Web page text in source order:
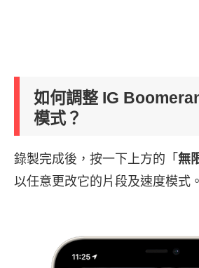
如何調整 IG
模式？
錄製完成後，按一下上方的「 無
以任意更改它的片段及速度模式。